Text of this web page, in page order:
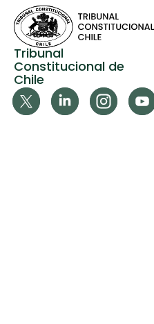
Tribunal
Constitucional de
Chile